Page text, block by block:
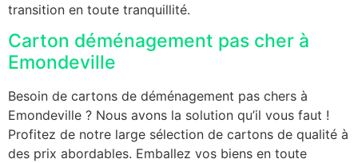
transition en toute tranquillité.
Carton déménagement pas cher à
Emondeville
Besoin de cartons de déménagement pas chers à
Emondeville ? Nous avons la solution qu’il vous faut !
Profitez de notre large sélection de cartons de qualité à
des prix abordables. Emballez vos biens en toute